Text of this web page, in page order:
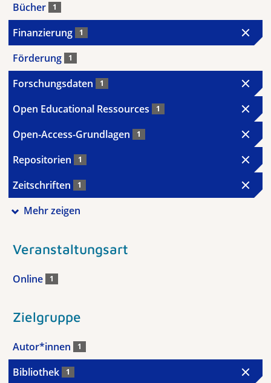
Bücher 1
Finanzierung 1
Förderung 1
Forschungsdaten 1
Open Educational Ressources 1
Open-Access-Grundlagen 1
Repositorien 1
Zeitschriften 1
Mehr zeigen
Veranstaltungsart
Online 1
Zielgruppe
Autor*innen 1
Bibliothek 1